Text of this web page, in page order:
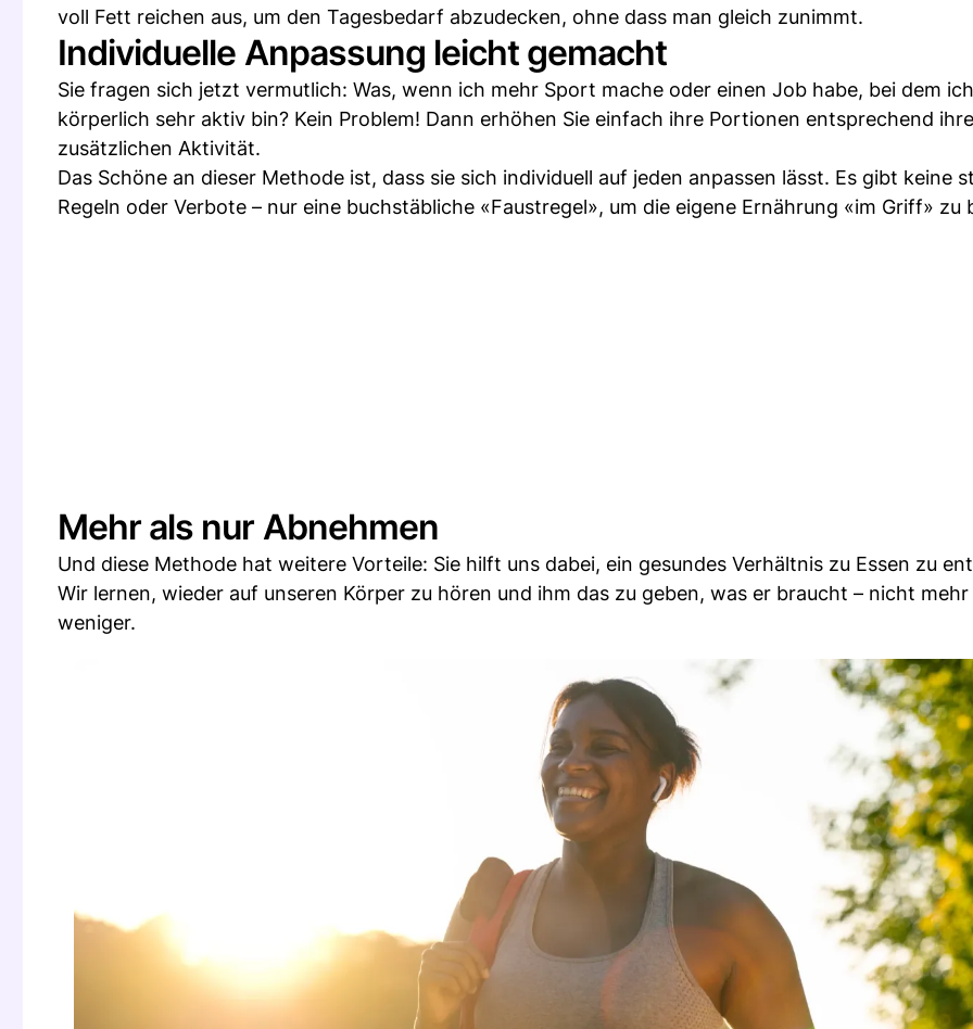
voll Fett reichen aus, um den Tagesbedarf abzudecken, ohne dass man gleich zunimmt.
Individuelle Anpassung leicht gemacht
Sie fragen sich jetzt vermutlich: Was, wenn ich mehr Sport mache oder einen Job habe, bei dem ich
körperlich sehr aktiv bin? Kein Problem! Dann erhöhen Sie einfach ihre Portionen entsprechend
zusätzlichen Aktivität.
Das Schöne an dieser Methode ist, dass sie sich individuell auf jeden anpassen lässt. Es gibt keine
Regeln oder Verbote – nur eine buchstäbliche «Faustregel», um die eigene Ernährung «im Griff» zu
Mehr als nur Abnehmen
Und diese Methode hat weitere Vorteile: Sie hilft uns dabei, ein gesundes Verhältnis zu Essen zu
Wir lernen, wieder auf unseren Körper zu hören und ihm das zu geben, was er braucht – nicht
weniger.